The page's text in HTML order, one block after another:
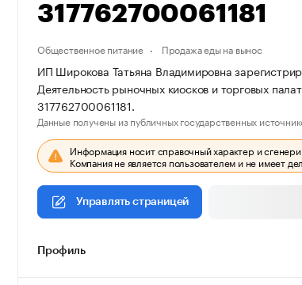
317762700061181
Общественное питание Продажа еды на вынос
ИП Широкова Татьяна Владимировна
Деятельность рыночных киосков и торговых
317762700061181.
Данные получены из публичных государственных
Информация носит справочный характер и
Компания не является пользователем и не имеет
Управлять страницей
Профиль